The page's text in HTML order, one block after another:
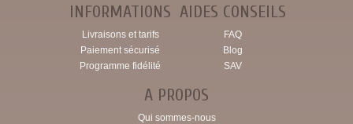
INFORMATIONS
Livraisons et tarifs
Paiement sécurisé
Programme fidélité
AIDES CONSEILS
FAQ
Blog
SAV
A PROPOS
Qui sommes-nous